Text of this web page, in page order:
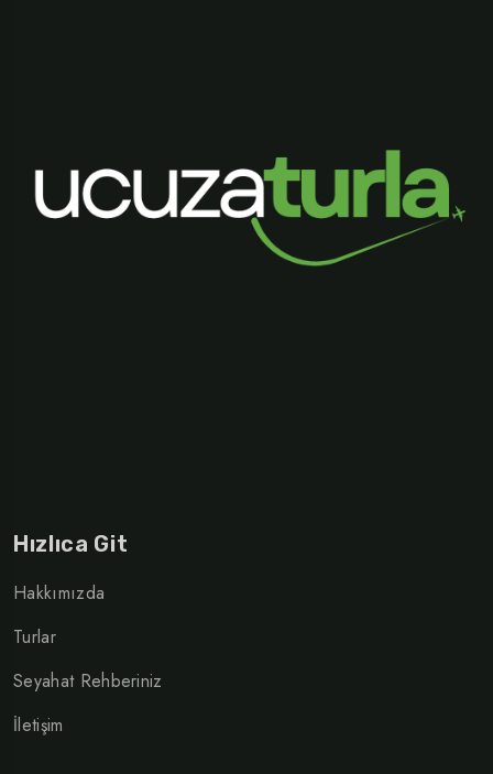
Hızlıca Git
Hakkımızda
Turlar
Seyahat Rehberiniz
İletişim